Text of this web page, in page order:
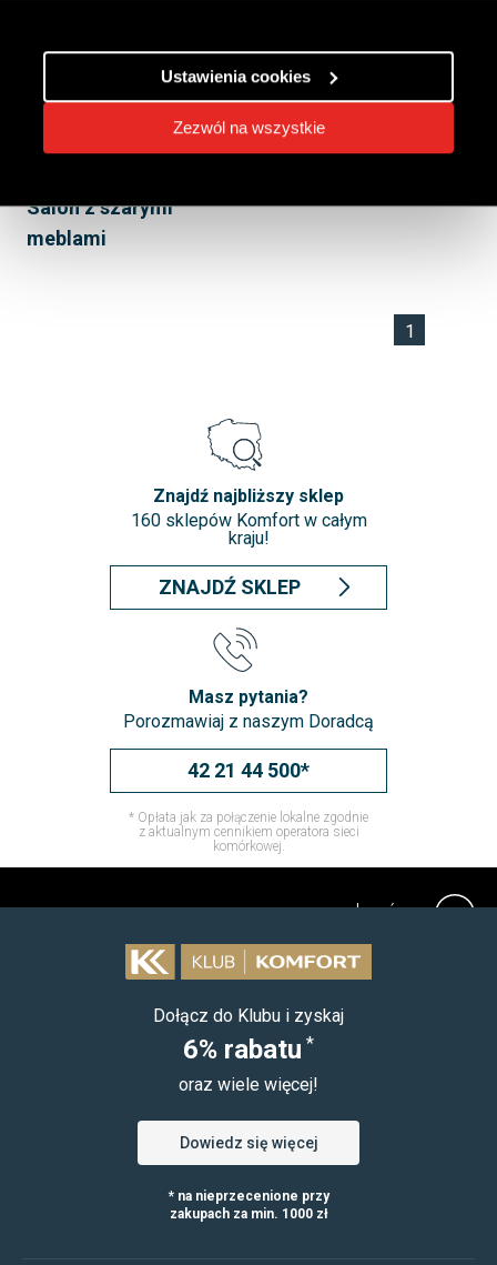
Zezwól na wszystkie
Ustawienia cookies
Salon z szarymi
meblami
1
Znajdź najbliższy sklep
160 sklepów Komfort w całym
kraju!
ZNAJDŹ SKLEP
Masz pytania?
Porozmawiaj z naszym Doradcą
42 21 44 500*
* Opłata jak za połączenie lokalne zgodnie
z aktualnym cennikiem operatora sieci
komórkowej.
do góry
Dołącz do Klubu i zyskaj
6% rabatu *
oraz wiele więcej!
Dowiedz się więcej
* na nieprzecenione przy
zakupach za min. 1000 zł